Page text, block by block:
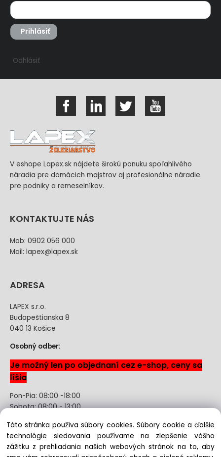
Prihlásiť
Odhlásiť
V eshope Lapex.sk nájdete širokú ponuku spoľahlivého
náradia pre domácich majstrov aj profesionálne náradie
pre podniky a remeselníkov.
KONTAKTUJTE NÁS
Mob: 0902 056 000
Mail: lapex@lapex.sk
ADRESA
LAPEX s.r.o.
Budapeštianska 8
040 13 Košice
Osobný odber:
Je možný len po objednaní cez e-shop, ceny sa
líšia
Pon-Pia: 08:00 -18:00
Sobota: 08:00 - 13:00
Odstúpenie od kúpnej zmluvy uzavretej na diaľku bez
registrácie
Táto stránka používa súbory cookies. Súbory cookie a ďalšie
technológie sledovania používame na zlepšenie vášho
zážitku z prehliadania našich webových stránok na to, aby